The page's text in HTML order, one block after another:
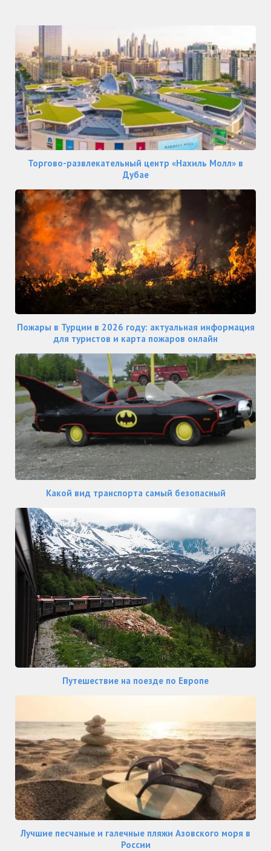
Торгово-развлекательный центр «Нахиль Молл» в
Дубае
Пожары в Турции в 2026 году: актуальная информация
для туристов и карта пожаров онлайн
Какой вид транспорта самый безопасный
Путешествие на поезде по Европе
Лучшие песчаные и галечные пляжи Азовского моря в
России